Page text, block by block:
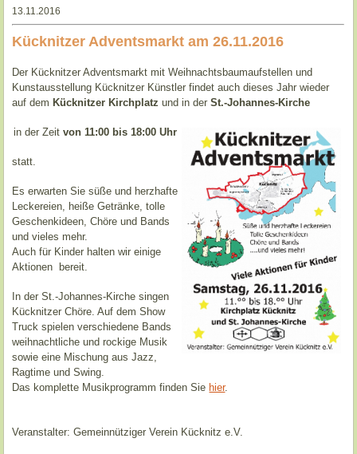
13.11.2016
Kücknitzer Adventsmarkt am 26.11.2016
Der Kücknitzer Adventsmarkt mit Weihnachtsbaumaufstellen und
Kunstausstellung Kücknitzer Künstler findet auch dieses Jahr wieder
auf demKücknitzer Kirchplatz und in derSt.-Johannes-Kirche
in der Zeitvon 11:00 bis 18:00 Uhr
statt.
Es erwarten Sie süße und herzhafte
Leckereien, heiße Getränke, tolle
Geschenkideen, Chöre und Bands
und vieles mehr.
Auch für Kinder halten wir einige
Aktionen bereit.
In der St.-Johannes-Kirche singen
Kücknitzer Chöre. Auf dem Show
Truck spielen verschiedene Bands
weihnachtliche und rockige Musik
sowie eine Mischung aus Jazz,
Ragtime und Swing.
Das komplette Musikprogramm finden Sie hier.
Veranstalter: Gemeinnütziger Verein Kücknitz e.V.